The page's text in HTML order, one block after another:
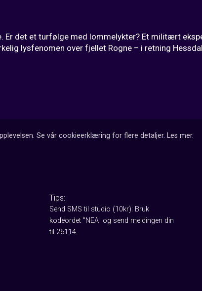
det et turfølge med lommelykter? Et militært
lysfenomen over fjellet Rogne – i retning
Se vår cookieerklæring for flere detaljer. Les mer.
Tips:
Send SMS til studio (10kr): Bruk
kodeordet "NEA" og send meldingen din
til 26114.